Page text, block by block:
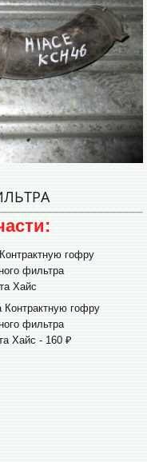
гофру
фильтра
Хайс
Контрактную гофру
фильтра
Хайс - 160 ₽